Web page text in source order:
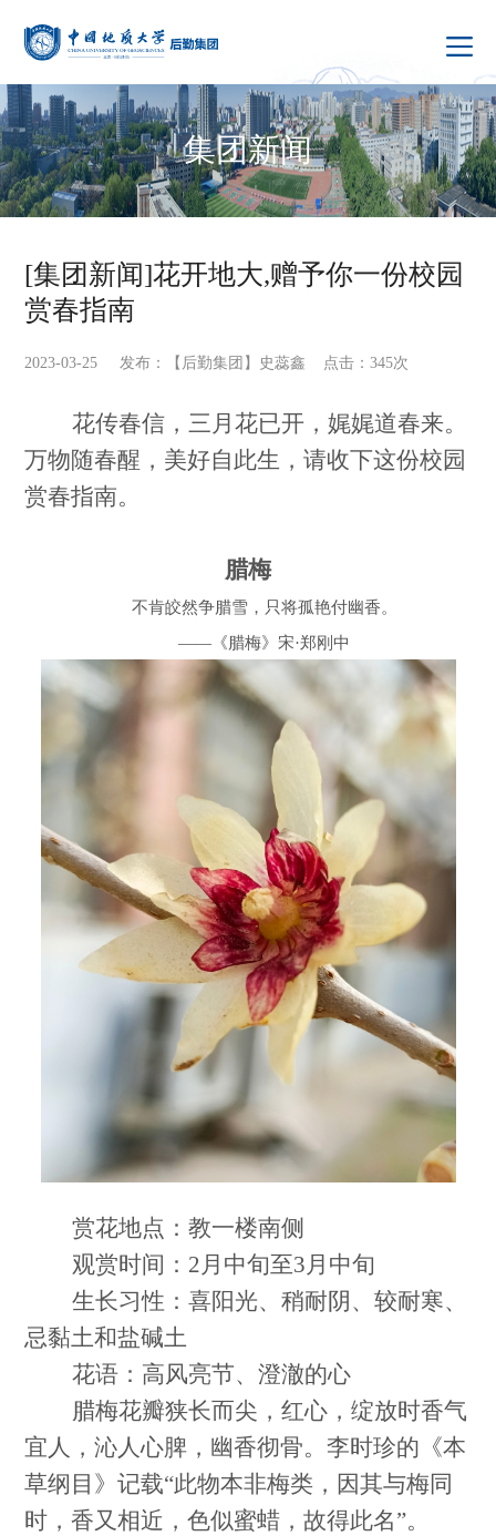
集团新闻
[集团新闻]花开地大,赠予你一份校园
赏春指南
2023-03-25 发布：【后勤集团】史蕊鑫 点击： 345次
花传春信，三月花已开，娓娓道春来。
万物随春醒，美好自此生，请收下这份校园
赏春指南。
腊梅
不肯皎然争腊雪，只将孤艳付幽香。
——《腊梅》宋·郑刚中
赏花地点：教一楼南侧
观赏时间：2月中旬至3月中旬
生长习性：喜阳光、稍耐阴、较耐寒、
忌黏土和盐碱土
花语：高风亮节、澄澈的心
腊梅花瓣狭长而尖，红心，绽放时香气
宜人，沁人心脾，幽香彻骨。李时珍的《本
草纲目》记载“此物本非梅类，因其与梅同
时，香又相近，色似蜜蜡，故得此名”。